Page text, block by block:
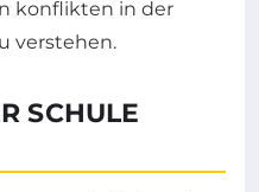
SCHULE